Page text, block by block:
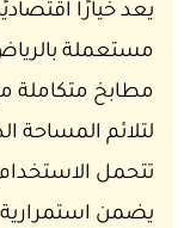
يعد خيارًا
مستعملة
مطابخ متكاملة
لتلائم المساحة
تتحمل
يضمن